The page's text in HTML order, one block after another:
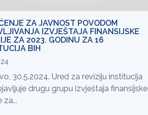
ZA JAVNOST POVODOM
IZVJEŠTAJA FINANSIJSKE
ZA 2023. GODINU ZA 16
BIH
30.5.2024. Ured za reviziju institucija
drugu grupu izvještaja finansijske
za...